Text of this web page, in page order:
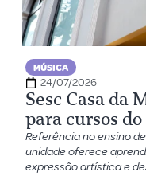
MÚSICA
24/07/2026
Sesc Casa da
para cursos
Referência no ensino
unidade oferece
expressão artística e